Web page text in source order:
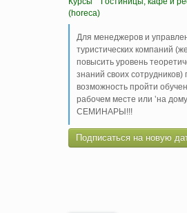
(horeca)
Для менеджеров и
туристических компаний
повысить уровень
знаний своих сотрудников)
возможность пройти
рабочем месте или ‛на
СЕМИНАРЫ!!!
Подписаться на новую